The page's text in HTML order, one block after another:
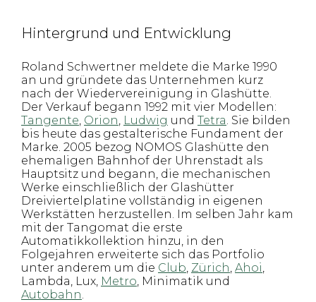
Hintergrund und Entwicklung
Roland Schwertner meldete die Marke 1990
an und gründete das Unternehmen kurz
nach der Wiedervereinigung in Glashütte.
Der Verkauf begann 1992 mit vier Modellen:
Tangente, Orion, Ludwig und Tetra. Sie bilden
bis heute das gestalterische Fundament der
Marke. 2005 bezog NOMOS Glashütte den
ehemaligen Bahnhof der Uhrenstadt als
Hauptsitz und begann, die mechanischen
Werke einschließlich der Glashütter
Dreiviertelplatine vollständig in eigenen
Werkstätten herzustellen. Im selben Jahr kam
mit der Tangomat die erste
Automatikkollektion hinzu, in den
Folgejahren erweiterte sich das Portfolio
unter anderem um die Club, Zürich, Ahoi,
Lambda, Lux, Metro, Minimatik und
Autobahn.